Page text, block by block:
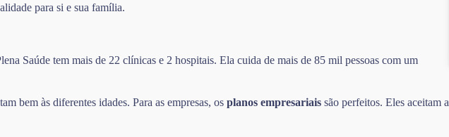
para si e sua família.
Saúde tem mais de 22 clínicas e 2 hospitais. Ela cuida de mais de 85 mil pessoas com um
bem às diferentes idades. Para as empresas, os planos empresariais são perfeitos. Eles aceitam a